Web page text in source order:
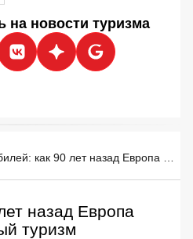
на новости туризма
назад Европа
туризм